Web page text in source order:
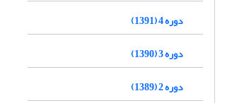
دوره 4 (1391)
دوره 3 (1390)
دوره 2 (1389)